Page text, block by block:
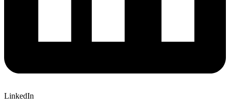
LinkedIn